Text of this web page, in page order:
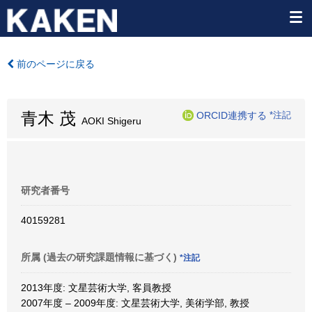
前のページに戻る
青木 茂 AOKI Shigeru
ORCID連携する *注記
研究者番号
40159281
所属 (過去の研究課題情報に基づく) *注記
2013年度: 文星芸術大学, 客員教授
2007年度 – 2009年度: 文星芸術大学, 美術学部, 教授